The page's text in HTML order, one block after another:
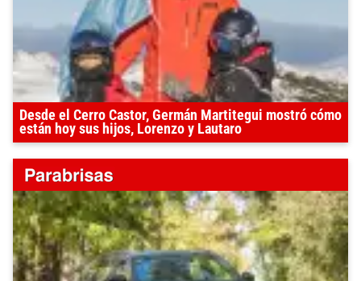
Desde el Cerro Castor, Germán Martitegui mostró cómo
están hoy sus hijos, Lorenzo y Lautaro